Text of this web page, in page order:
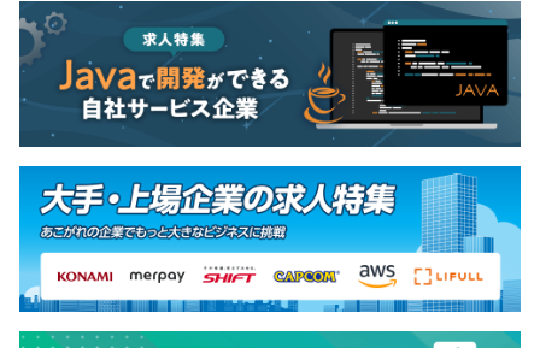
メガベンチャーではJava（後期はKotlin）が多く ※意外
かもですが
その他中小規模のWebサービス開発では、Pythonなどが
多かった印象です。
いずれもRails系のフレームワークは多くは無かった印象
で、Web広告やフリーランスと言った界隈とはすこし開発
に使う技術やお作法が違う印象があります。（そもそもド
短期の開発が無い）